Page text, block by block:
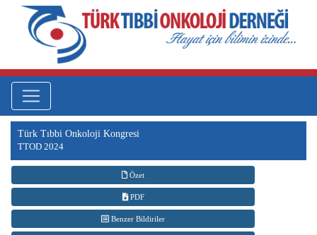
Türk Tıbbi Onkoloji Kongresi
TTOD 2024
Özet
PDF
Benzer Bildiriler